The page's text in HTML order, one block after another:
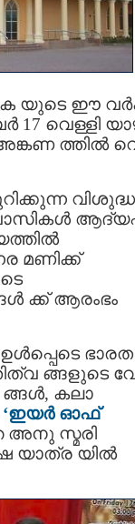
യുടെ ഈ
17 വെള്ളി
ത്തിൽ
വിശുദ്ധ
മണിക്ക്
ക്ക് ആരംഭം
ഭാരത
ങ്ങളുടെ
ങ്ങൾ, കലാ
‘ഇയര്‍ ഓഫ്
അനു സ്മരി
യാത്ര യില്‍